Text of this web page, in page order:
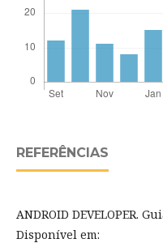
REFERÊNCIAS
ANDROID DEVELOPER.
Disponível em: